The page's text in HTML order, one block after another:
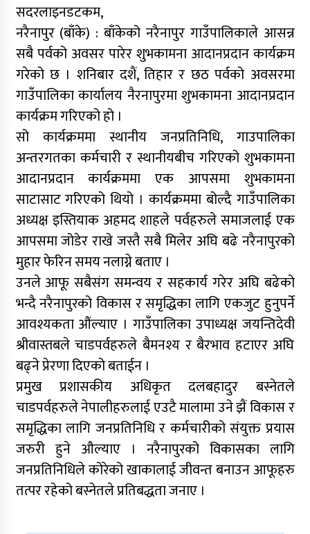
सदरलाइनडटकम,
नरैनापुर (बाँके) : बाँकेको नरैनापुर गाउँपालिकाले आसन्न
सबै पर्वको अवसर पारेर शुभकामना आदानप्रदान कार्यक्रम
गरेको छ । शनिबार दशैं, तिहार र छठ पर्वको अवसरमा
गाउँपालिका कार्यालय नैरनापुरमा शुभकामना आदानप्रदान
कार्यक्रम गरिएको हो ।
सो कार्यक्रममा स्थानीय जनप्रतिनिधि, गाउपालिका
अन्तरगतका कर्मचारी र स्थानीयबीच गरिएको शुभकामना
आदानप्रदान कार्यक्रममा एक आपसमा शुभकामना
साटासाट गरिएको थियो । कार्यक्रममा बोल्दै गाउँपालिका
अध्यक्ष इस्तियाक अहमद शाहले पर्वहरुले समाजलाई एक
आपसमा जोडेर राखे जस्तै सबै मिलेर अघि बढे नरैनापुरको
मुहार फेरिन समय नलाग्ने बताए ।
उनले आफू सबैसंग समन्वय र सहकार्य गरेर अघि बढेको
भन्दै नरैनापुरको विकास र समृद्धिका लागि एकजुट हुनुपर्ने
आवश्यकता औंल्याए । गाउँपालिका उपाध्यक्ष जयन्तिदेवी
श्रीवास्तबले चाडपर्वहरुले बैमनश्य र बैरभाव हटाएर अघि
बढ्ने प्रेरणा दिएको बताईन ।
प्रमुख प्रशासकीय अधिकृत दलबहादुर बस्नेतले
चाडपर्वहरुले नेपालीहरुलाई एउटै मालामा उने झैं विकास र
समृद्धिका लागि जनप्रतिनिधि र कर्मचारीको संयुक्त प्रयास
जरुरी हुने औल्याए । नरैनापुरको विकासका लागि
जनप्रतिनिधिले कोरेको खाकालाई जीवन्त बनाउन आफूहरु
तत्पर रहेको बस्नेतले प्रतिबद्धता जनाए ।